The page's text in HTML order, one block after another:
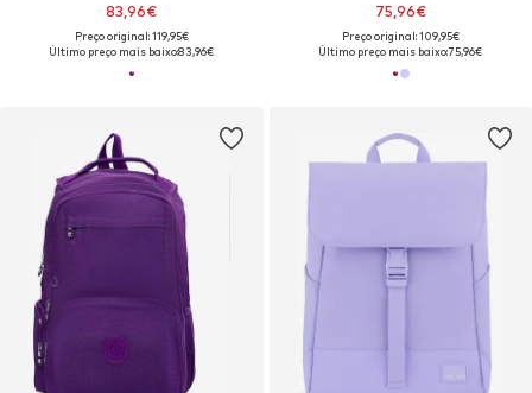
83,96€
Preço original: 119,95€
Último preço mais baixo:83,96€
75,96€
Preço original: 109,95€
Último preço mais baixo:75,96€